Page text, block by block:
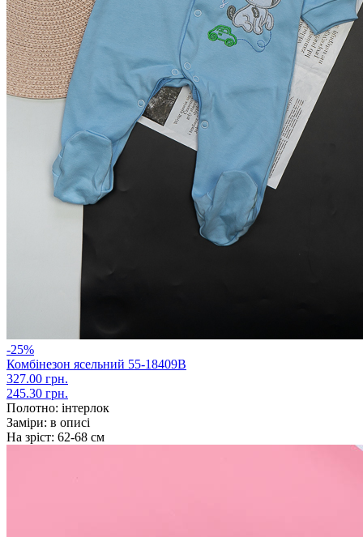
-25%
Комбінезон ясельний 55-18409В
327.00 грн.
245.30 грн.
Полотно: інтерлок
Заміри: в описі
На зріст: 62-68 см